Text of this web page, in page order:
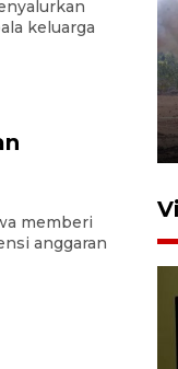
keluarga
memberi
anggaran
KM